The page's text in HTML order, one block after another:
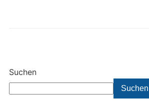
Suchen
Suchen